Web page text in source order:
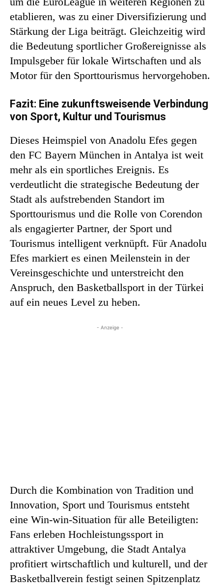
etablieren, was zu einer Diversifizierung und
Stärkung der Liga beiträgt. Gleichzeitig wird
die Bedeutung sportlicher Großereignisse als
Impulsgeber für lokale Wirtschaften und als
Motor für den Sporttourismus hervorgehoben.
Fazit: Eine zukunftsweisende Verbindung
von Sport, Kultur und Tourismus
Dieses Heimspiel von Anadolu Efes gegen
den FC Bayern München in Antalya ist weit
mehr als ein sportliches Ereignis. Es
verdeutlicht die strategische Bedeutung der
Stadt als aufstrebenden Standort im
Sporttourismus und die Rolle von Corendon
als engagierter Partner, der Sport und
Tourismus intelligent verknüpft. Für Anadolu
Efes markiert es einen Meilenstein in der
Vereinsgeschichte und unterstreicht den
Anspruch, den Basketballsport in der Türkei
auf ein neues Level zu heben.
- Anzeige -
Durch die Kombination von Tradition und
Innovation, Sport und Tourismus entsteht
eine Win-win-Situation für alle Beteiligten:
Fans erleben Hochleistungssport in
attraktiver Umgebung, die Stadt Antalya
profitiert wirtschaftlich und kulturell, und der
Basketballverein festigt seinen Spitzenplatz